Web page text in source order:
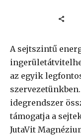
A sejtszintű
az egyik
idegrendszer
támogatja a
JutaVit